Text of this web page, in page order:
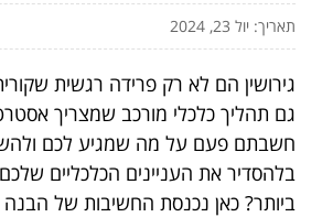
תאריך: יול 23, 2024
גירושין הם לא רק פרידה רגשית
גם תהליך כלכלי מורכב שמצריך
חשבתם פעם על מה שמגיע לכם
בלהסדיר את העניינים הכלכליים
ביותר? כאן נכנסת החשיבות של